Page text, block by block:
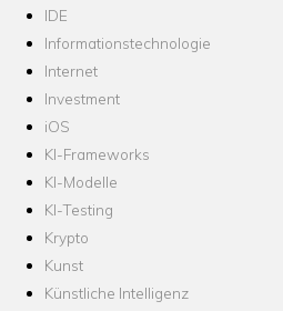
IDE
Informationstechnologie
Internet
Investment
iOS
KI-Frameworks
KI-Modelle
KI-Testing
Krypto
Kunst
Künstliche Intelligenz